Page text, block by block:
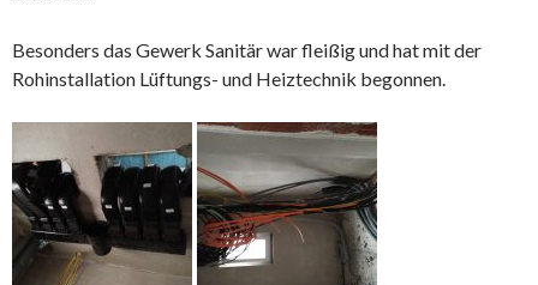
Besonders das Gewerk Sanitär war fleißig und hat mit der
Rohinstallation Lüftungs- und Heiztechnik begonnen.